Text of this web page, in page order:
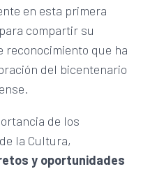
en esta primera
compartir su
reconocimiento que ha
del bicentenario
de los
la Cultura,
y oportunidades